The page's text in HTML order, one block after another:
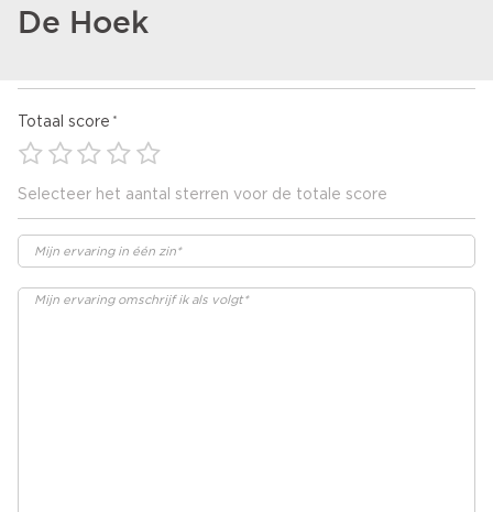
De Hoek
Totaal score
Selecteer het aantal sterren voor de totale score